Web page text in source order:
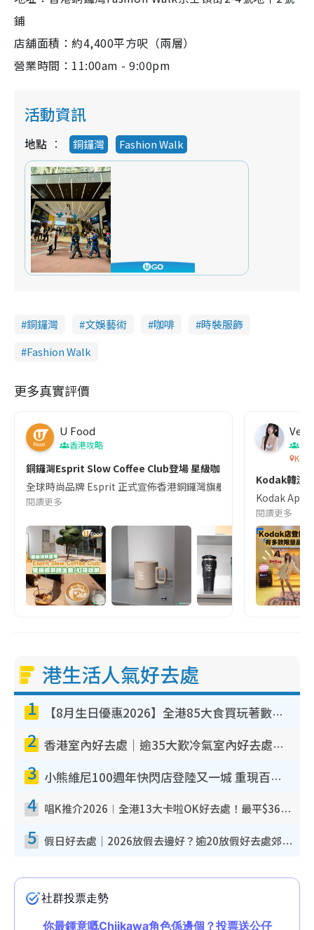
鋪
店舖面積：約4,400平方呎（兩層）
營業時間：11:00am - 9:00pm
活動資訊
地點 銅鑼灣 Fashion Walk
銅鑼灣 文娛藝術 咖啡
時裝服飾
Fashion Walk
更多真實評價
U Food
香港攻略
銅鑼灣Esprit Slow Coffee Club登場 星級咖啡師坐鎮/虹吸咖啡/
全球時尚品牌 Esprit 正式宣佈香港銅鑼灣旗艦店隆重開幕，同
閱讀更多
潮
Kodak韓流
Kodak
閱讀更多
港生活人氣好去處
1 【8月生日優惠2026】全港85大食買玩著數攻略 自助餐/火鍋放題同行免費＋誠品/DONKI送現金券
2 香港室內好去處｜逾35大歎冷氣室內好去處推介 室內活動免費避雨無懼落雨
3 小熊維尼100週年快閃店登陸又一城 重現百畝森林經典場景／獨家限定盲盒登場／專屬DIY香水
4 唱K推介2026︱全港13大卡啦OK好去處！最平$36起 日文K都有！(附地址+收費詳情)
5 假日好去處｜2026放假去邊好？逾20放假好去處郊外/秘景 休閒半日或一日遊